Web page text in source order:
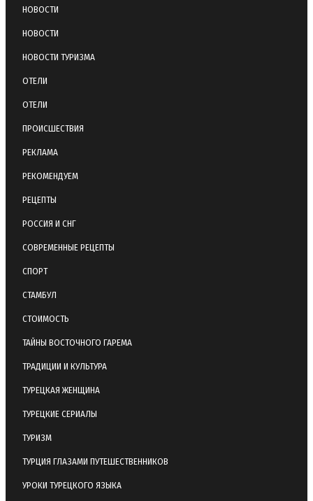
НОВОСТИ
НОВОСТИ
НОВОСТИ ТУРИЗМА
ОТЕЛИ
ОТЕЛИ
ПРОИСШЕСТВИЯ
РЕКЛАМА
РЕКОМЕНДУЕМ
РЕЦЕПТЫ
РОССИЯ И СНГ
СОВРЕМЕННЫЕ РЕЦЕПТЫ
СПОРТ
СТАМБУЛ
СТОИМОСТЬ
ТАЙНЫ ВОСТОЧНОГО ГАРЕМА
ТРАДИЦИИ И КУЛЬТУРА
ТУРЕЦКАЯ ЖЕНЩИНА
ТУРЕЦКИЕ СЕРИАЛЫ
ТУРИЗМ
ТУРЦИЯ ГЛАЗАМИ ПУТЕШЕСТВЕННИКОВ
УРОКИ ТУРЕЦКОГО ЯЗЫКА